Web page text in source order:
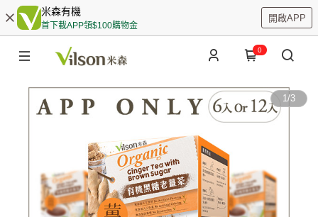
米森有機
首下載APP領$100購物金
開啟APP
0
1/3